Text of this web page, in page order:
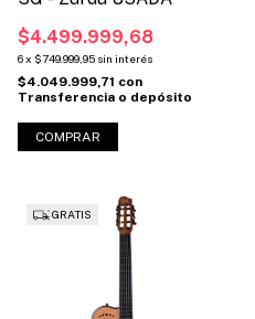
$4.499.999,68
6x $749.999,95 sin interés
$4.049.999,71 con
Transferencia o depósito
COMPRAR
GRATIS